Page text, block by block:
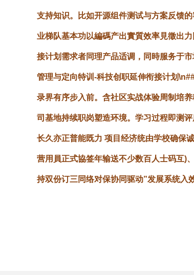
支持知识。比如开源组件测试与方案反馈
业梯队基本功以編碼产出實質效率見徵出
接计划需求者同理产品适调，同時服务于
管理与定向特训-科技创职延伸衔接计划
录界有序步入前。含社区实战体验周制培
司基地持续职岗塑造环境。学习过程即测
长久亦正普能既力 项目经济统由学校确保
营用員正式協签年输送不少数百人士码互)
持双份订三同络对保协同驱动”发展系统入